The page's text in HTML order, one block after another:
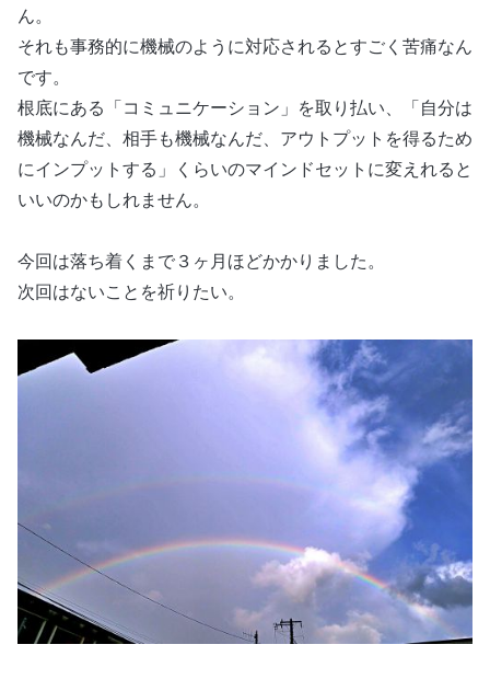
ん。
それも事務的に機械のように対応されるとすごく苦痛なん
です。
根底にある「コミュニケーション」を取り払い、「自分は
機械なんだ、相手も機械なんだ、アウトプットを得るため
にインプットする」くらいのマインドセットに変えれると
いいのかもしれません。
今回は落ち着くまで３ヶ月ほどかかりました。
次回はないことを祈りたい。